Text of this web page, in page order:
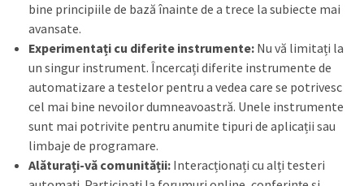
bine principiile de bază înainte de a trece la subiecte mai
avansate.
Experimentați cu diferite instrumente: Nu vă limitați la
un singur instrument. Încercați diferite instrumente de
automatizare a testelor pentru a vedea care se potrivesc
cel mai bine nevoilor dumneavoastră. Unele instrumente
sunt mai potrivite pentru anumite tipuri de aplicații sau
limbaje de programare.
Alăturați-vă comunității: Interacționați cu alți testeri